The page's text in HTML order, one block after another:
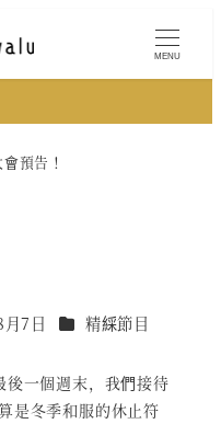
MENU
預告！
7日 分類精綵節目
一個週末，我們接待
是冬季和服的休止符